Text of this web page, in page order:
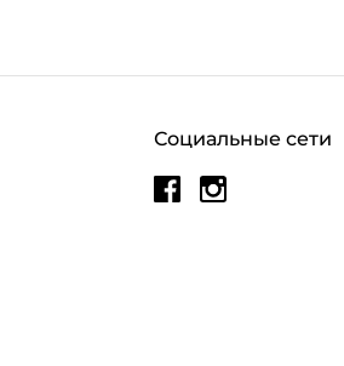
Социальные сети